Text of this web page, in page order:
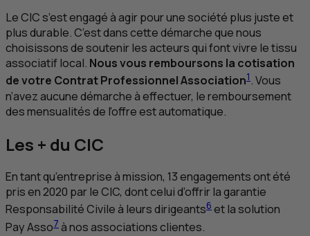
LeCICs’est engagé à agir pour une société plus juste et
plus durable. C’est dans cette démarche que nous
choisissons de soutenir les acteurs qui font vivre le tissu
associatif local. Nous vous remboursons la cotisation
de votre Contrat Professionnel Association1. Vous
n’avez aucune démarche à effectuer, le remboursement
des mensualités de l’offre est automatique.
Les + du CIC
En tant qu’entreprise à mission, 13 engagements ont été
pris en 2020 par leCIC, dont celui d’offrir la garantie
Responsabilité Civile à leurs dirigeants6 et la solution
PayAsso7 à nos associations clientes.